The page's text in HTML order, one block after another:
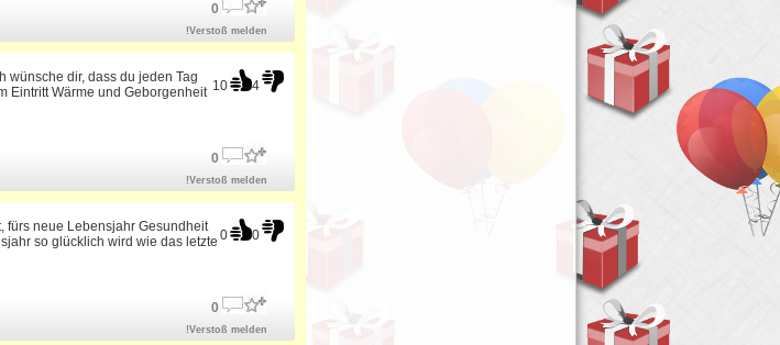
0
!Verstoß melden
10 4
wünsche dir, dass du jeden Tag
Eintritt Wärme und Geborgenheit
0
!Verstoß melden
0 0
fürs neue Lebensjahr Gesundheit
so glücklich wird wie das letzte
0
!Verstoß melden